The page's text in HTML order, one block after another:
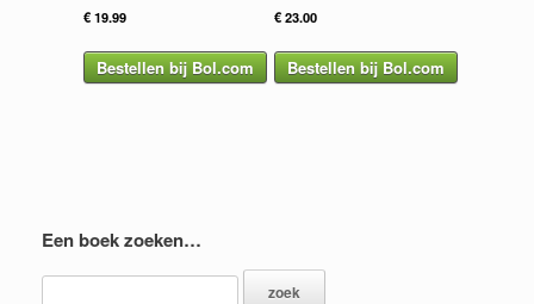
€19.99
Bestellen bij Bol.com
€23.00
Bestellen bij Bol.com
Een boek zoeken…